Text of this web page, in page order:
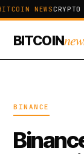
NEWS
BITCOIN
BINANCE